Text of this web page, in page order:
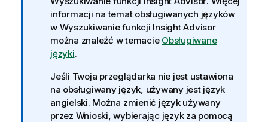
f
o
r
m
c
j
a
informacji na temat obsługiwanych języków
w Wyszukiwanie funkcji Insight Advisor
można znaleźć w temacie Obsługiwane
języki.
Jeśli Twoja przeglądarka nie jest ustawiona
na obsługiwany język, używany jest język
angielski. Można zmienić język używany
przez Wnioski , wybierając język za pomocą